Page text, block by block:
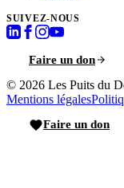
SUIVEZ-NOUS
Faire un don
© 2026 Les Puits du
Mentions légales
Faire un don